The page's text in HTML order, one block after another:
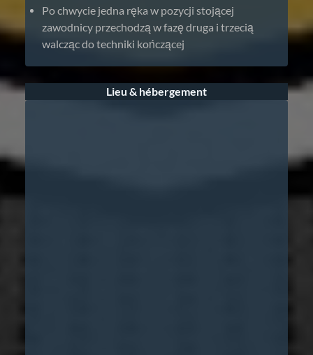
Po chwycie jedna ręka w pozycji stojącej
zawodnicy przechodzą w fazę druga i trzecią
walcząc do techniki kończącej
Lieu & hébergement